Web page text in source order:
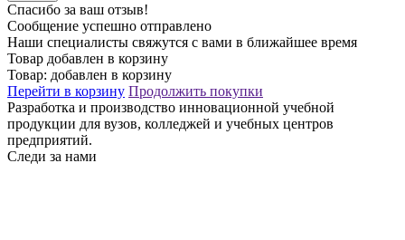
Спасибо за ваш отзыв!
Сообщение успешно отправлено
Наши специалисты свяжутся с вами в ближайшее время
Товар добавлен в корзину
Товар: добавлен в корзину
Перейти в корзину Продолжить покупки
Разработка и производство инновационной учебной
продукции для вузов, колледжей и учебных центров
предприятий.
Следи за нами